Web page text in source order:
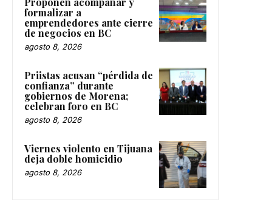
formalizar a
emprendedores ante cierre
de negocios en BC
agosto 8, 2026
Priistas acusan “pérdida de
confianza” durante
gobiernos de Morena;
celebran foro en BC
agosto 8, 2026
Viernes violento en Tijuana
deja doble homicidio
agosto 8, 2026